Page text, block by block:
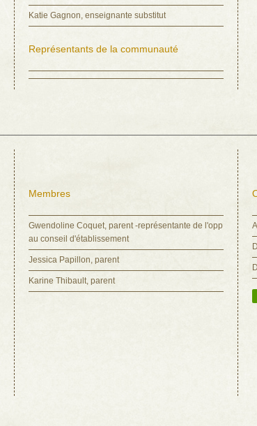
Katie Gagnon, enseignante substitut
Représentants de la communauté
Membres
Gwendoline Coquet, parent -représentante de l'opp
au conseil d'établissement
Jessica Papillon, parent
Karine Thibault, parent